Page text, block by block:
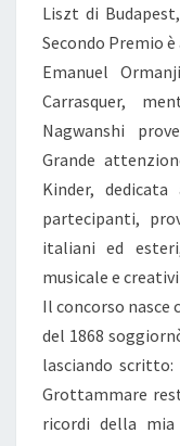
Liszt di
Secondo Premio
Emanuel
Carrasquer,
Nagwanshi
Grande
Kinder,
partecipanti,
italiani ed
musicale e
Il concorso nasce
del 1868
lasciando
Grottammare
ricordi della